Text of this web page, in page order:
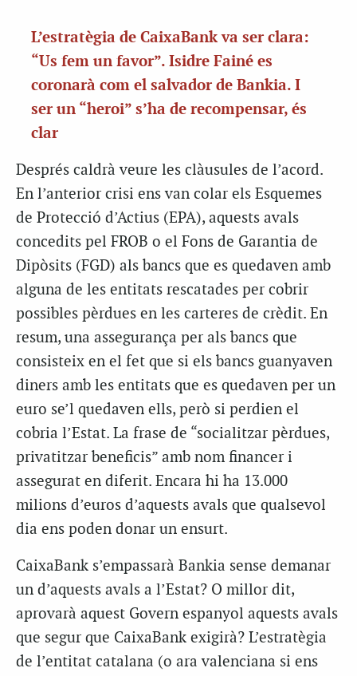
L’estratègia de CaixaBank va ser clara:
“Us fem un favor”. Isidre Fainé es
coronarà com el salvador de Bankia. I
ser un “heroi” s’ha de recompensar, és
clar
Després caldrà veure les clàusules de l’acord.
En l’anterior crisi ens van colar els Esquemes
de Protecció d’Actius (EPA), aquests avals
concedits pel FROB o el Fons de Garantia de
Dipòsits (FGD) als bancs que es quedaven amb
alguna de les entitats rescatades per cobrir
possibles pèrdues en les carteres de crèdit. En
resum, una assegurança per als bancs que
consisteix en el fet que si els bancs guanyaven
diners amb les entitats que es quedaven per un
euro se’l quedaven ells, però si perdien el
cobria l’Estat. La frase de “socialitzar pèrdues,
privatitzar beneficis” amb nom financer i
assegurat en diferit. Encara hi ha 13.000
milions d’euros d’aquests avals que qualsevol
dia ens poden donar un ensurt.
CaixaBank s’empassarà Bankia sense demanar
un d’aquests avals a l’Estat? O millor dit,
aprovarà aquest Govern espanyol aquests avals
que segur que CaixaBank exigirà? L’estratègia
de l’entitat catalana (o ara valenciana si ens